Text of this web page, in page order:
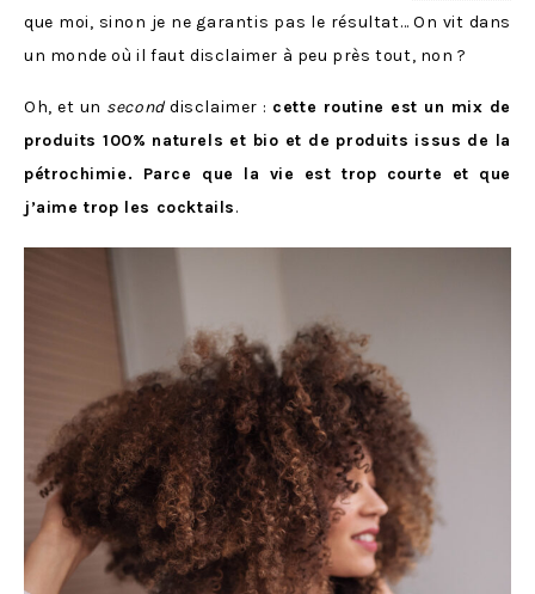
que moi, sinon je ne garantis pas le résultat… On vit dans
un monde où il faut disclaimer à peu près tout, non ?
Oh, et un seconddisclaimer : cette routine est un mix de
produits 100% naturels et bio et de produits issus de la
pétrochimie. Parce que la vie est trop courte et que
j’aime trop les cocktails.